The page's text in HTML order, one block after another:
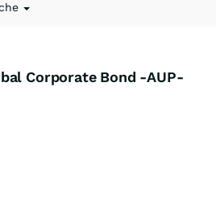
Corporate Bond -AUP-